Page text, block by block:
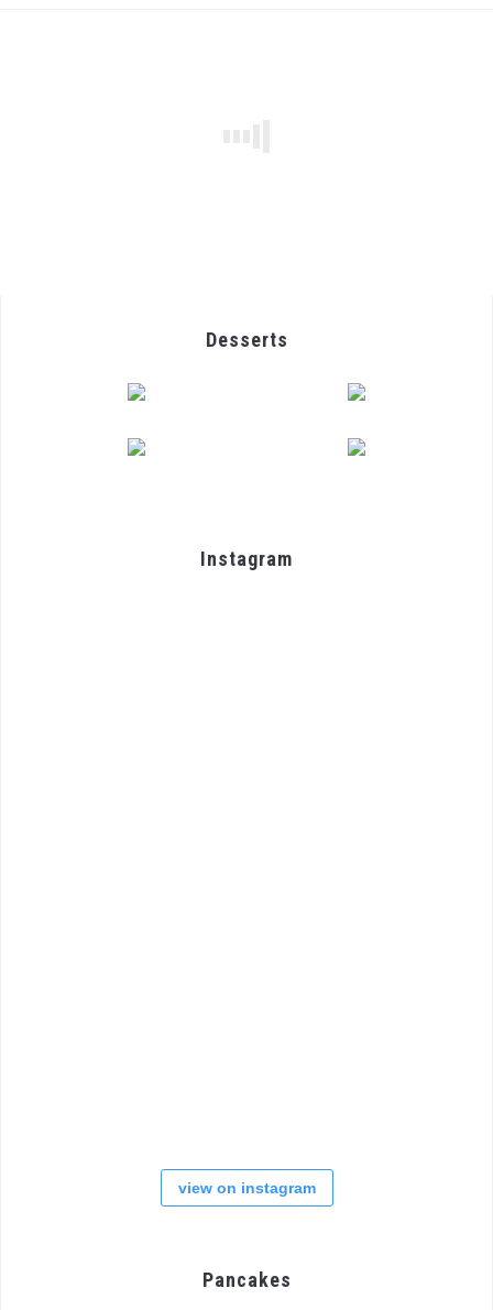
Desserts
Instagram
view on instagram
Pancakes